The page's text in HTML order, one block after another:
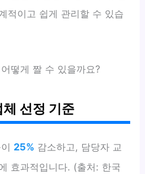
적이고 쉽게 관리할 수 있습
떻게 짤 수 있을까요?
선정 기준
25% 감소하고, 담당자 교
효과적입니다. (출처: 한국